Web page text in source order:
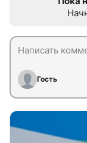
Гость